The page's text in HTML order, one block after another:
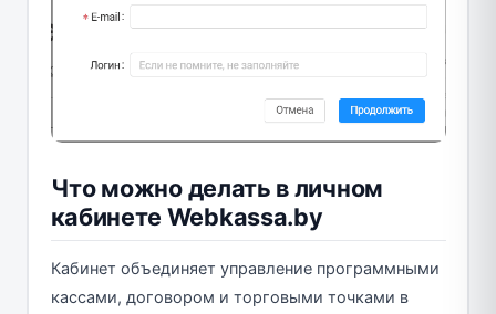
Что можно делать в личном
кабинете Webkassa.by
Кабинет объединяет управление программными
кассами, договором и торговыми точками в